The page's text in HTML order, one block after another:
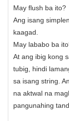
May flush ba ito?
Ang isang
kaagad.
May lababo ba
At ang ibig kong
tubig, hindi
sa isang string.
na aktwal na
pangunahing